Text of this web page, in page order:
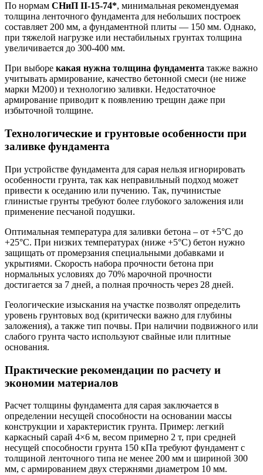
По нормам СНиП II-15-74*, минимальная рекомендуемая
толщина ленточного фундамента для небольших построек
составляет 200 мм, а фундаментной плиты — 150 мм. Однако,
при тяжелой нагрузке или нестабильных грунтах толщина
увеличивается до 300-400 мм.
При выборе какая нужна толщина фундамента также важно
учитывать армирование, качество бетонной смеси (не ниже
марки М200) и технологию заливки. Недостаточное
армирование приводит к появлению трещин даже при
избыточной толщине.
Технологические и грунтовые особенности при
заливке фундамента
При устройстве фундамента для сарая нельзя игнорировать
особенности грунта, так как неправильный подход может
привести к оседанию или пучению. Так, пучинистые
глинистые грунты требуют более глубокого заложения или
применение песчаной подушки.
Оптимальная температура для заливки бетона – от +5°С до
+25°С. При низких температурах (ниже +5°С) бетон нужно
защищать от промерзания специальными добавками и
укрытиями. Скорость набора прочности бетона при
нормальных условиях до 70% марочной прочности
достигается за 7 дней, а полная прочность через 28 дней.
Геологические изыскания на участке позволят определить
уровень грунтовых вод (критически важно для глубины
заложения), а также тип почвы. При наличии подвижного или
слабого грунта часто используют свайные или плитные
основания.
Практические рекомендации по расчету и
экономии материалов
Расчет толщины фундамента для сарая заключается в
определении несущей способности на основании массы
конструкции и характеристик грунта. Пример: легкий
каркасный сарай 4×6 м, весом примерно 2 т, при средней
несущей способности грунта 150 кПа требуют фундамент с
толщиной ленточного типа не менее 200 мм и шириной 300
мм, с армированием двух стержнями диаметром 10 мм.